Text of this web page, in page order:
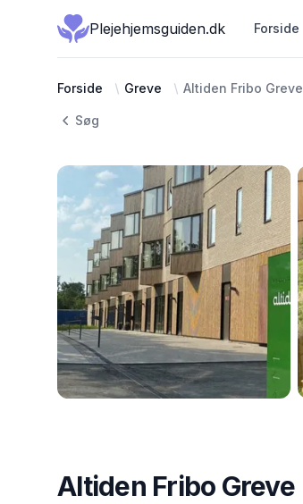
Plejehjemsguiden.dk Forside
Forside Greve Altiden Fribo Greve
Søg
Altiden Fribo Greve